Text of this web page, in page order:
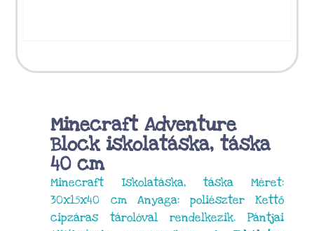
Minecraft Adventure
Block iskolatáska, táska
40 cm
Minecraft Iskolatáska, táska Méret:
30x15x40 cm Anyaga: poliészter Kettő
cipzáras tárolóval rendelkezik. Pántjai